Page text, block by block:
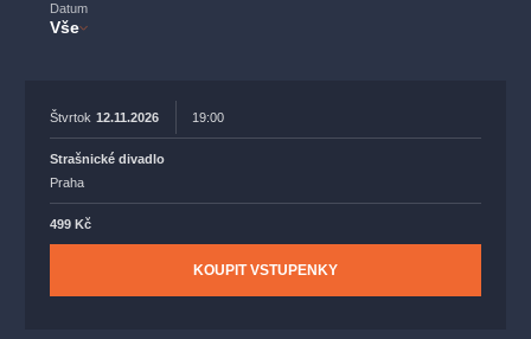
Datum
Vše
Štvrtok 12.11.2026 19:00
Strašnické divadlo
Praha
499 Kč
KOUPIT VSTUPENKY